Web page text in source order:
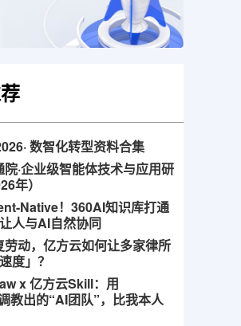
数智化转型资料合集
院·企业级智能体技术与应用研
年）
Native！360AI知识库打通
人与AI自然协同
劳动，亿方云如何让多家律所
度」？
x 亿方云Skill：用
教出的“AI团队”，比我本人